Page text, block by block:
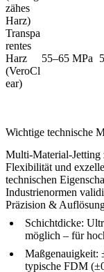
zähes
Harz)
Transpa
rentes
Harz
(VeroCl
ear)
55–65 MPa
Wichtige technische
Multi-Material-Jetting
Flexibilität und
technischen
Industrienormen
Präzision &
Schichtdicke:
möglich – für
Maßgenauigkeit:
typische FDM